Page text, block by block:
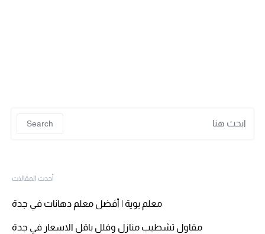
Search
أحدث المقالات
معلم بوية | أفضل معلم دهانات في جدة
مقاول تشطيب منازل وفلل باقل الاسعار في جدة